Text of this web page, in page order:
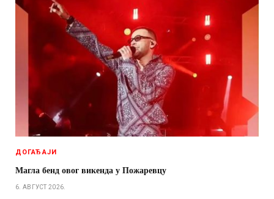
ДОГАЂАЈИ
Магла бенд овог викенда у Пожаревцу
6. АВГУСТ 2026.